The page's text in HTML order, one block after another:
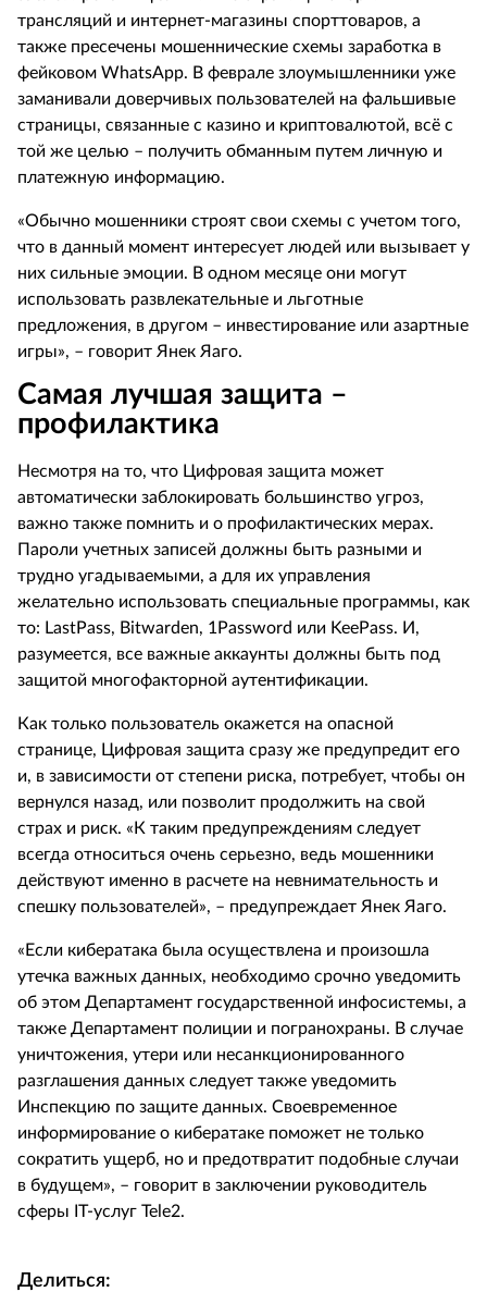
трансляций и интернет-магазины спорттоваров, а
также пресечены мошеннические схемы заработка в
фейковом WhatsApp. В феврале злоумышленники уже
заманивали доверчивых пользователей на фальшивые
страницы, связанные с казино и криптовалютой, всё с
той же целью – получить обманным путем личную и
платежную информацию.
«Обычно мошенники строят свои схемы с учетом того,
что в данный момент интересует людей или вызывает у
них сильные эмоции. В одном месяце они могут
использовать развлекательные и льготные
предложения, в другом – инвестирование или азартные
игры», – говорит Янек Яаго.
Самая лучшая защита –
профилактика
Несмотря на то, что Цифровая защита может
автоматически заблокировать большинство угроз,
важно также помнить и о профилактических мерах.
Пароли учетных записей должны быть разными и
трудно угадываемыми, а для их управления
желательно использовать специальные программы, как
то: LastPass, Bitwarden, 1Password или KeePass. И,
разумеется, все важные аккаунты должны быть под
защитой многофакторной аутентификации.
Как только пользователь окажется на опасной
странице, Цифровая защита сразу же предупредит его
и, в зависимости от степени риска, потребует, чтобы он
вернулся назад, или позволит продолжить на свой
страх и риск. «К таким предупреждениям следует
всегда относиться очень серьезно, ведь мошенники
действуют именно в расчете на невнимательность и
спешку пользователей», – предупреждает Янек Яаго.
«Если кибератака была осуществлена и произошла
утечка важных данных, необходимо срочно уведомить
об этом Департамент государственной инфосистемы, а
также Департамент полиции и погранохраны. В случае
уничтожения, утери или несанкционированного
разглашения данных следует также уведомить
Инспекцию по защите данных. Своевременное
информирование о кибератаке поможет не только
сократить ущерб, но и предотвратит подобные случаи
в будущем», – говорит в заключении руководитель
сферы IT-услуг Tele2.
Делиться: